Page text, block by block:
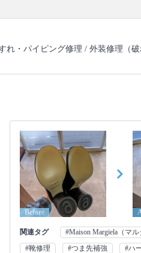
れ・パイピング修理 / 外装修理（
Before
関連タグ
#Maison Margiela（マ
#靴修理
#つま先補強
#ハ